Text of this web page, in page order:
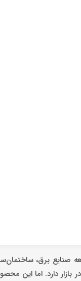
برق،
دارد. اما این